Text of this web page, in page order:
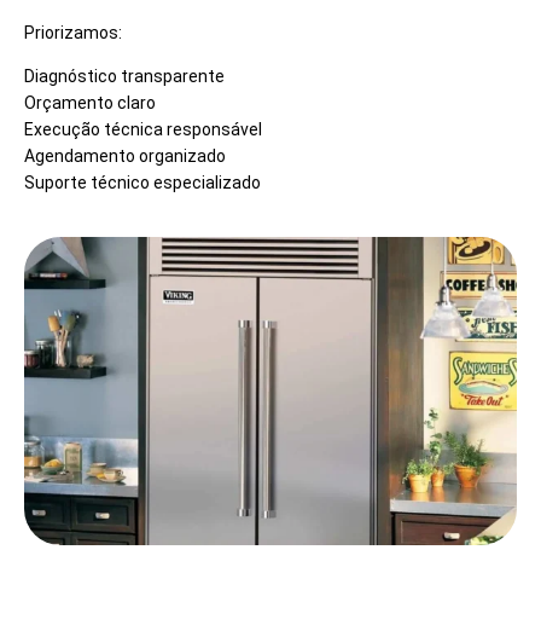
Priorizamos:
Diagnóstico transparente
Orçamento claro
Execução técnica responsável
Agendamento organizado
Suporte técnico especializado